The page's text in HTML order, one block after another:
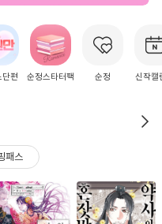
단편 순정스타터팩 순정 신작캘
패스